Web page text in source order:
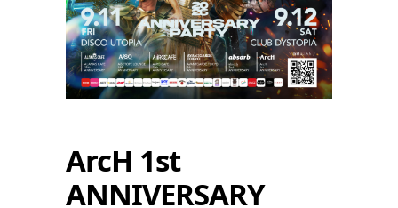
ArcH 1st
ANNIVERSARY